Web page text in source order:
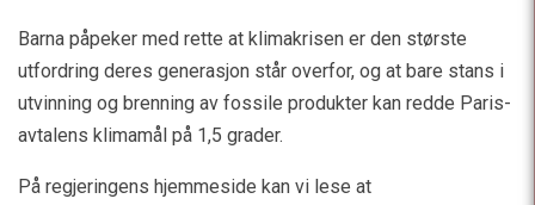
Barna påpeker med rette at klimakrisen er den største
utfordring deres generasjon står overfor, og at bare stans i
utvinning og brenning av fossile produkter kan redde Paris-
avtalens klimamål på 1,5 grader.
På regjeringens hjemmeside kan vi lese at